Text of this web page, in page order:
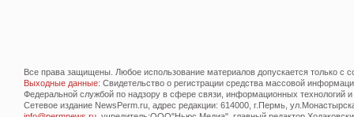
Все права защищены. Любое использование материалов допускается только с
Выходные данные: Свидетельство о регистрации средства массовой
Федеральной службой по надзору в сфере связи, информационных технологий
Сетевое издание NewsPerm.ru, адрес редакции: 614000, г.Пермь,